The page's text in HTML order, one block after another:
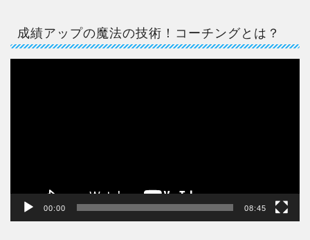
成績アップの魔法の技術！コーチングとは？
00:00 08:45